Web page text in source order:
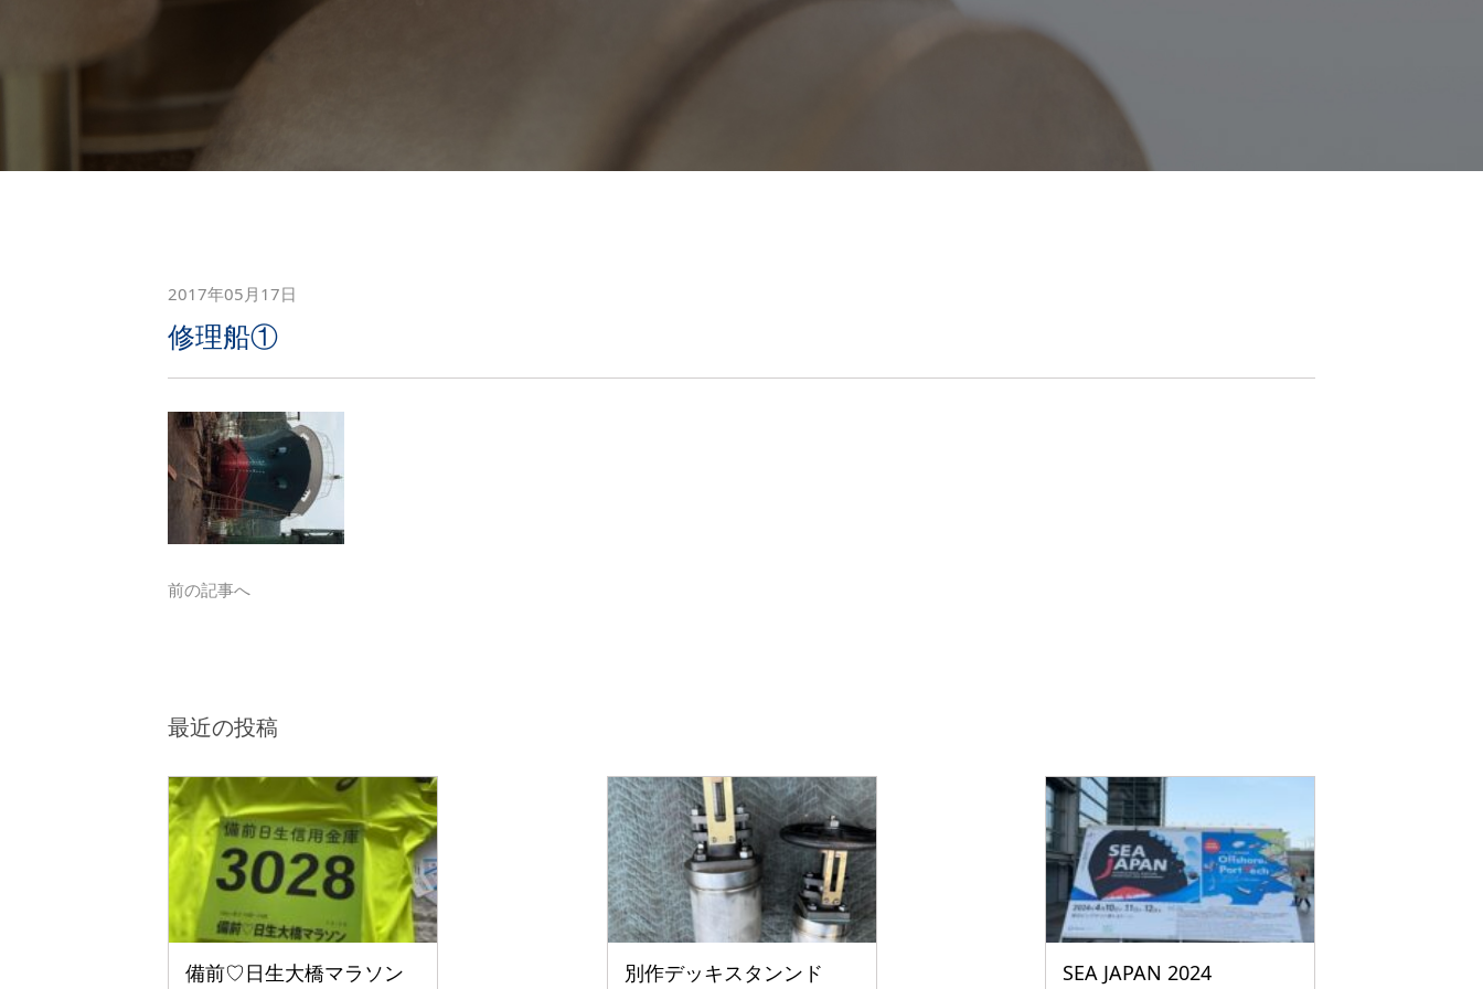
2017年05月17日
修理船①
前の記事へ
最近の投稿
備前♡日生大橋マラソン
別作デッキスタンンド SEA JAPAN 2024